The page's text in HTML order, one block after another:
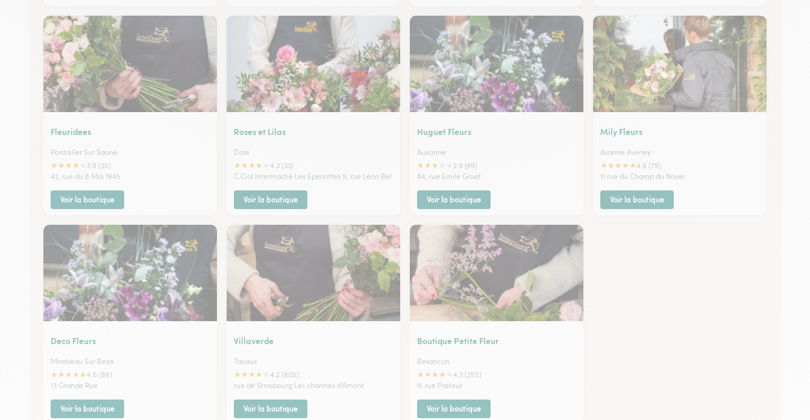
Fleuridees
Pontailler Sur Saone
★★★★
3.9 (35)
42, rue du 8 Mai 1945
Voir la boutique
Roses et Lilas
Dole
★★★★
4.3 (33)
C.Cial Intermaché Les Epenottes 9, rue Léon Bel
Voir la boutique
Huguet Fleurs
Auxonne
★★★
2.9 (49)
84, rue Emile Gruet
Voir la boutique
Mily Fleurs
Avanne Aveney
★★★★★4.6 (79)
11 rue du Champ du Noyer
Voir la boutique
Deco Fleurs
Mirebeau Sur Beze
★★★★★4.5 (88)
13 Grande Rue
Voir la boutique
Villaverde
Tavaux
★★★★
4.2 (805)
rue de Strasbourg Les charmes d'Amont
Voir la boutique
Boutique Petite Fleur
Besancon
★★★★
4.3 (255)
9, rue Pasteur
Voir la boutique